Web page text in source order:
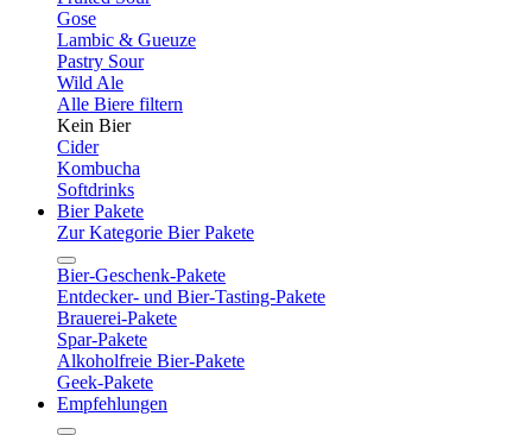
Gose
Lambic & Gueuze
Pastry Sour
Wild Ale
Alle Biere filtern
Kein Bier
Cider
Kombucha
Softdrinks
Bier Pakete
Zur Kategorie Bier Pakete
Bier-Geschenk-Pakete
Entdecker- und Bier-Tasting-Pakete
Brauerei-Pakete
Spar-Pakete
Alkoholfreie Bier-Pakete
Geek-Pakete
Empfehlungen